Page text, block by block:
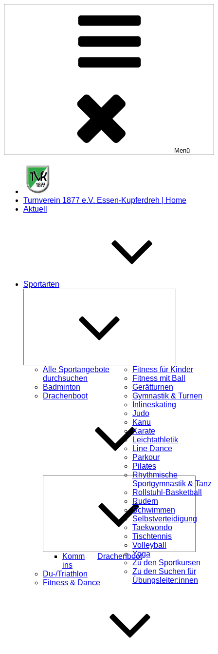
Menü
Turnverein 1877 e.V. Essen-Kupferdreh | Home
Aktuell
Sportarten
Alle Sportangebote
durchsuchen
Badminton
Drachenboot
öffnen
Komm
ins
Drachenboot
Du-/Triathlon
Fitness & Dance
Fitness für Kinder
Fitness mit Ball
Gerätturnen
Gymnastik & Turnen
Inlineskating
Judo
Kanu
Karate
Leichtathletik
Line Dance
Parkour
Pilates
Rhythmische
Sportgymnastik & Tanz
Rollstuhl-Basketball
Rudern
Schwimmen
Selbstverteidigung
Taekwondo
Tischtennis
Volleyball
Yoga
Zu den Sportkursen
Zu den Suchen für
Übungsleiter:innen